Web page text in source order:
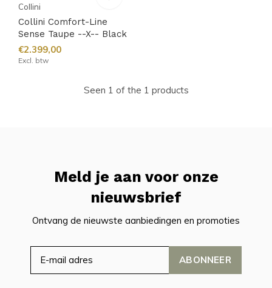
Collini
Collini Comfort-Line
Sense Taupe --X-- Black
€2.399,00
Excl. btw
Seen 1 of the 1 products
Meld je aan voor onze
nieuwsbrief
Ontvang de nieuwste aanbiedingen en promoties
ABONNEER